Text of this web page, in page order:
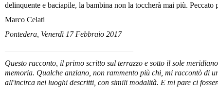
delinquente e baciapile, la bambina non la toccherà mai più. Peccato
Marco Celati
Pontedera, Venerdì 17 Febbraio 2017
Questo racconto, il primo scritto sul terrazzo e sotto il sole
memoria. Qualche anziano, non rammento più chi, mi raccontò di
all'incirca nei luoghi descritti, con simili modalità. E mi pare ci